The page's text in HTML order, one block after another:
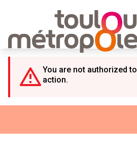
You are not authorized
action.